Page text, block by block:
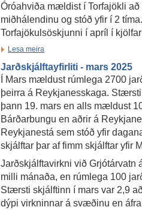
Óróahviða mældist í Torfajökli
miðhálendinu og stóð yfir í 2
Torfajökulsöskjunni í apríl í
Lesa meira
Jarðskjálftayfirliti - mars 2025
Í Mars mældust rúmlega 2700
þeirra á Reykjanesskaga.
þann 19. mars en alls mældust
Bárðarbungu en aðrir á
Reykjanestá sem stóð yfir
skjálftar þar af fimm skjálftar yfir
Jarðskjálftavirkni við Grjótárvatn
milli mánaða, en rúmlega 100
Stærsti skjálftinn í mars var 2,9
dýpi virkninnar á svæðinu en